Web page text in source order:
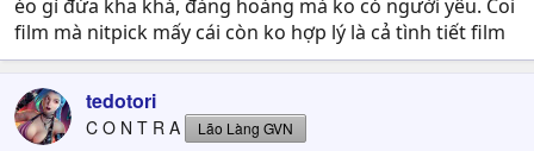
éo gì đứa kha khá, đàng hoàng mà ko có người yêu. Coi
film mà nitpick mấy cái còn ko hợp lý là cả tình tiết film
tedotori
C O N T R A Lão Làng GVN